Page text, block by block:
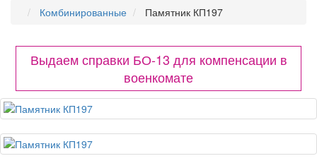
Комбинированные
Памятник КП197
Выдаем справки БО-13 для компенсации в
военкомате